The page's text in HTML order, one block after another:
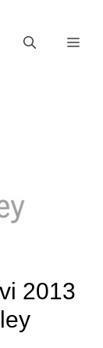
2013